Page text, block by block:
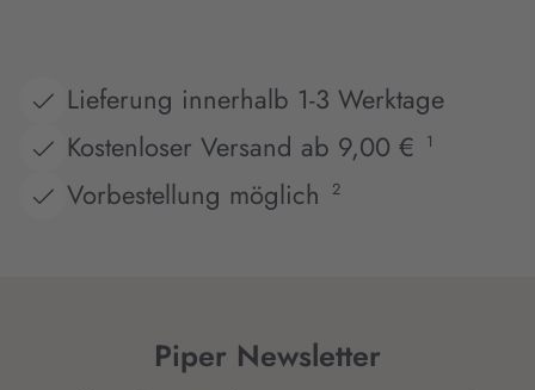
Lieferung innerhalb 1-3 Werktage
Kostenloser Versand ab 9,00 €
1
Vorbestellung möglich 2
Piper Newsletter